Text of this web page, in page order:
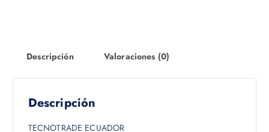
Descripción Valoraciones (0)
Descripción
TECNOTRADE ECUADOR